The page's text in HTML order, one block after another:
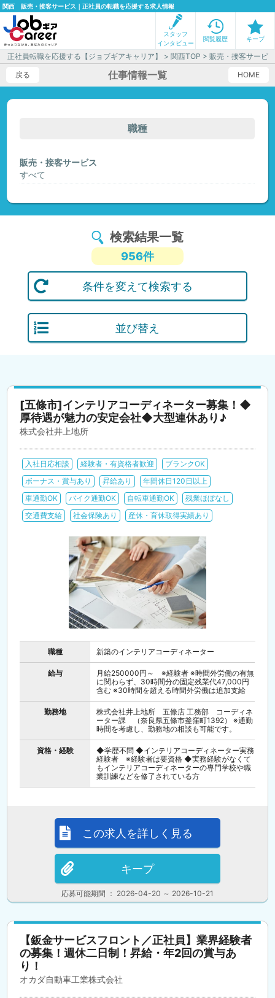
関西 販売・接客サービス｜正社員の転職を応援する求人情報
スタッフ
インタビュー
閲覧履歴 キープ
正社員転職を応援する【ジョブギアキャリア】 >関西TOP > 販売・接客サービ
戻る
HOME
仕事情報一覧
職種
販売・接客サービス
すべて
検索結果一覧
956件
条件を変えて検索する
並び替え
[五條市]インテリアコーディネーター募集！◆
厚待遇が魅力の安定会社◆大型連休あり♪
株式会社井上地所
入社日応相談 経験者・有資格者歓迎
ブランクOK
ボーナス・賞与あり
昇給あり
年間休日120日以上
車通勤OK
バイク通勤OK 自転車通勤OK
残業ほぼなし
交通費支給
社会保険あり 産休・育休取得実績あり
職種 新築のインテリアコーディネーター
給与
月給250000円～ ※経験者 ※時間外労働の有無
に関わらず、30時間分の固定残業代47,000円
含む ※30時間を超える時間外労働は追加支給
勤務地
株式会社井上地所 五條店 工務部 コーディネ
ーター課 （奈良県五條市釜窪町1392） ※通勤
時間を考慮し、勤務地の相談も可能です。
資格・経験
◆学歴不問 ◆インテリアコーディネーター実務
経験者 ※経験者は要資格 ◆実務経験がなくて
もインテリアコーディネーターの専門学校や職
業訓練などを修了されている方
応募可能期間 ： 2026-04-20 ～ 2026-10-21
この求人を詳しく見る
キープ
【鈑金サービスフロント／正社員】業界経験者
の募集！週休二日制！昇給・年2回の賞与あ
り！
オカダ自動車工業株式会社